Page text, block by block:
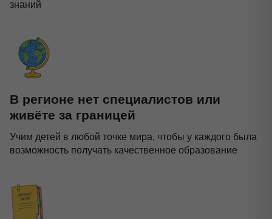
знаний
В регионе нет специалистов или
живёте за границей
Учим детей в любой точке мира, чтобы у каждого была
возможность получать качественное образование